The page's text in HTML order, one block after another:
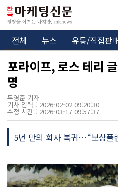
전체 뉴스 유통/직접판
포라이프, 로스 테리
명
두영준 기자
기사 입력 : 2026-02-02 09:20:30
수정 시간 : 2026-03-17 09:57:37
5년 만의 회사 복귀…“보상플